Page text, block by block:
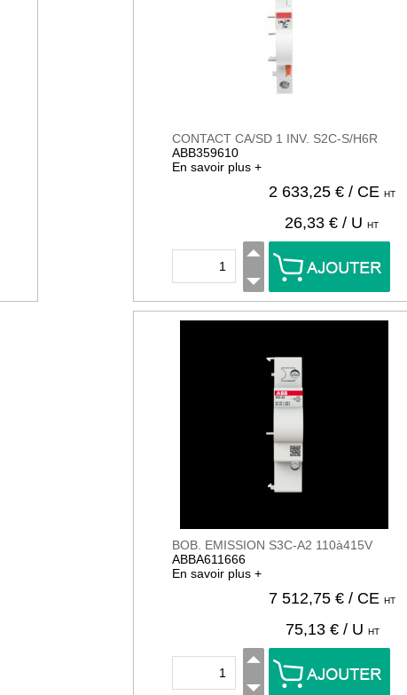
CONTACT CA/SD 1 INV. S2C-S/H6R
ABB359610
En savoir plus +
2 633,25 € / CE HT
26,33€ / U HT
BOB. EMISSION S3C-A2 110à415V
ABBA611666
En savoir plus +
7 512,75 € / CE HT
75,13 € / U HT